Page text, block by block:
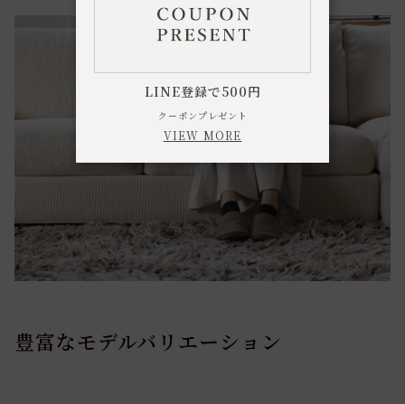
豊富なモデルバリエーション
LINE登録で500円
クーポンプレゼント
VIEW MORE